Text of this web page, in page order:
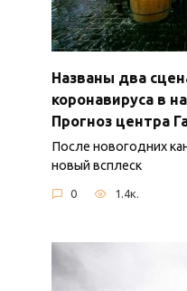
Названы два
коронавируса в
Прогноз центра
После новогодних
новый всплеск
0 1.4к.